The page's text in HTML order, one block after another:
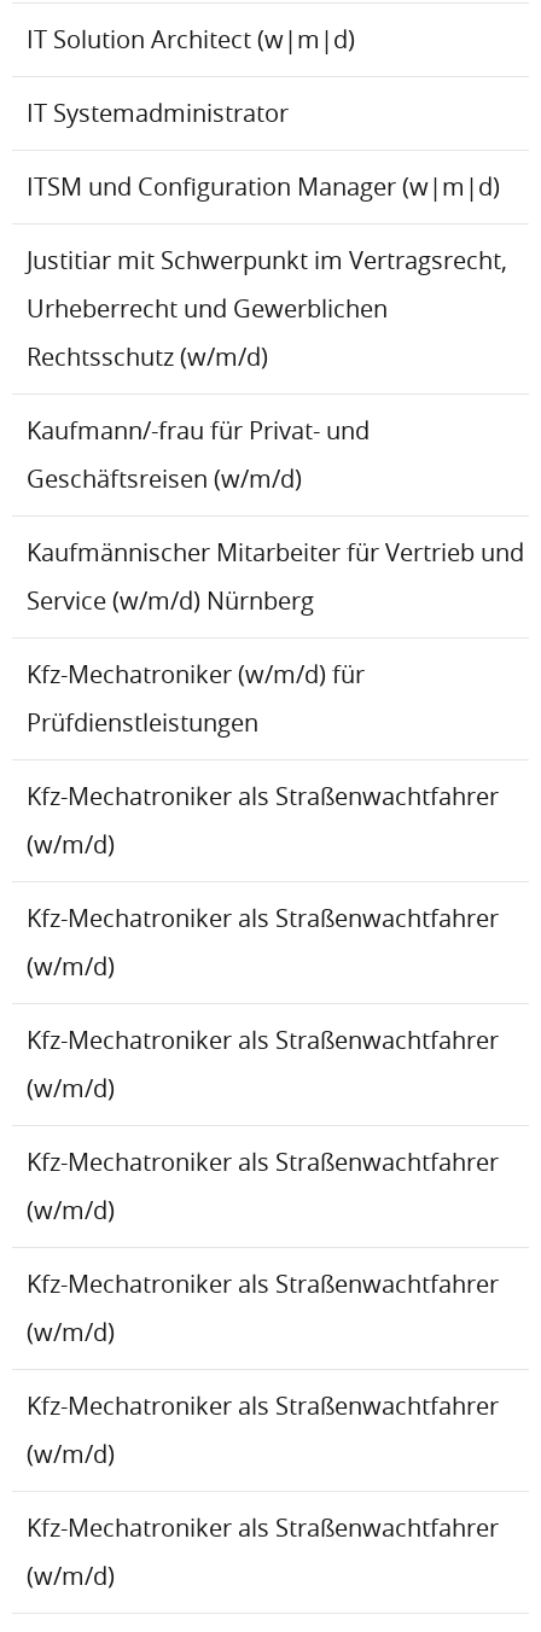
IT Solution Architect (w|m|d)
IT Systemadministrator
ITSM und Configuration Manager (w|m|d)
Justitiar mit Schwerpunkt im Vertragsrecht,
Urheberrecht und Gewerblichen
Rechtsschutz (w/m/d)
Kaufmann/-frau für Privat- und
Geschäftsreisen (w/m/d)
Kaufmännischer Mitarbeiter für Vertrieb und
Service (w/m/d) Nürnberg
Kfz-Mechatroniker (w/m/d) für
Prüfdienstleistungen
Kfz-Mechatroniker als Straßenwachtfahrer
(w/m/d)
Kfz-Mechatroniker als Straßenwachtfahrer
(w/m/d)
Kfz-Mechatroniker als Straßenwachtfahrer
(w/m/d)
Kfz-Mechatroniker als Straßenwachtfahrer
(w/m/d)
Kfz-Mechatroniker als Straßenwachtfahrer
(w/m/d)
Kfz-Mechatroniker als Straßenwachtfahrer
(w/m/d)
Kfz-Mechatroniker als Straßenwachtfahrer
(w/m/d)